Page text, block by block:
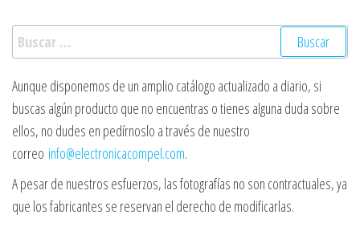
Buscar:
Aunque disponemos de un amplio catálogo actualizado a diario, si
buscas algún producto que no encuentras o tienes alguna duda sobre
ellos, no dudes en pedírnoslo a través de nuestro
correo info@electronicacompel.com.
A pesar de nuestros esfuerzos, las fotografías no son contractuales, ya
que los fabricantes se reservan el derecho de modificarlas.